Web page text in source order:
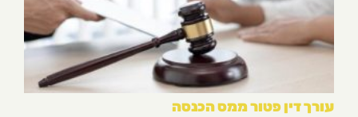
עורך דין פטור ממס הכנסה